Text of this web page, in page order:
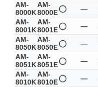
AM-
8000K
AM-
8000E◯ —
AM-
8001K
AM-
8001E◯ —
AM-
8050K
AM-
8050E◯ —
AM-
8051K
AM-
8051E◯ —
AM-
8010K
AM-
8010E◯ —